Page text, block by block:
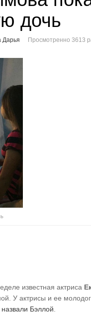
дочь
Дарья Просмотренно 3613
известная актриса
У актрисы и ее
назвали Бэллой